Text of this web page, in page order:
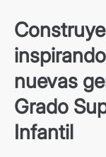
nuevas
Grado
Infantil